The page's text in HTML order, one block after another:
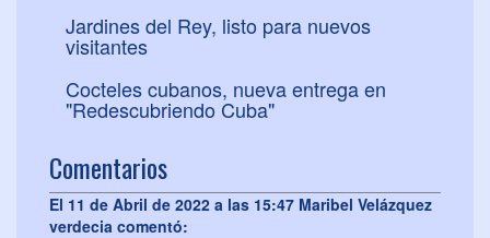
Jardines del Rey, listo para nuevos
visitantes
Cocteles cubanos, nueva entrega en
"Redescubriendo Cuba"
Comentarios
El 11 de Abril de 2022 a las 15:47 Maribel Velázquez
verdecia comentó: